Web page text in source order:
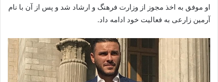
او موفق به اخذ مجوز از وزارت فرهنگ و ارشاد شد و پس از آن با نام
آرمین زارعی به فعالیت خود ادامه داد.